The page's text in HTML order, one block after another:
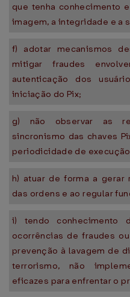
que tenha conhecimento
imagem, a integridade e a
f) adotar mecanismos
mitigar fraudes
autenticação dos
iniciação do Pix;
g) não observar as
sincronismo das chaves
periodicidade de
h) atuar de forma a
das ordens e ao regular
i) tendo conhecimento
ocorrências de fraudes
prevenção à lavagem de
terrorismo, não
eficazes para enfrentar o